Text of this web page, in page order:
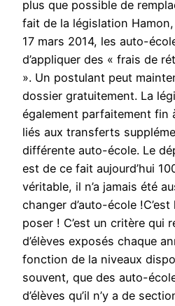
plus que possible de
fait de la législation
17 mars 2014, les auto-
d’appliquer des « frais de
». Un postulant peut
dossier gratuitement. La
également parfaitement fin
liés aux transferts
différente auto-école. Le
est de ce fait aujourd’hui
véritable, il n’a jamais été
changer d’auto-école
poser ! C’est un critère qui
d’élèves exposés chaque
fonction de la niveaux
souvent, que des auto-
d’élèves qu’il n’y a de